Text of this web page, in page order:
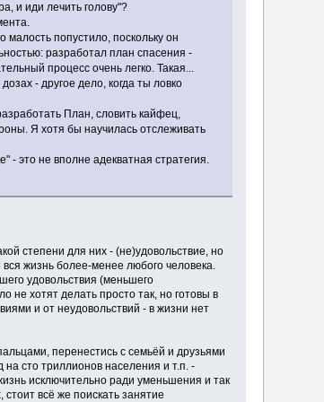
и иди лечить голову"?
малость попустило, поскольку он
разработал план спасения -
процесс очень легко. Такая...
- другое дело, когда ты ловко
План, словить кайфец,
Я хотя бы научилась отслеживать
- это не вполне адекватная стратегия.
степени для них - (не)удовольствие, но
вся жизнь более-менее любого человека.
удовольствия (меньшего
не хотят делать просто так, но готовы в
и от неудовольствий - в жизни нет
перенестись с семьёй и друзьями
на сто триллионов населения и т.п. -
исключительно ради уменьшения и так
всё же поискать занятие